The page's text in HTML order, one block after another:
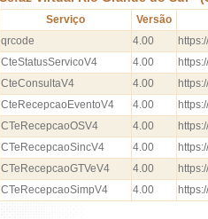
Serviço
Versão
qrcode
4.00
CteStatusServicoV4
4.00
CteConsultaV4
4.00
CteRecepcaoEventoV4
4.00
CTeRecepcaoOSV4
4.00
CTeRecepcaoSincV4
4.00
CTeRecepcaoGTVeV4
4.00
CTeRecepcaoSimpV4
4.00